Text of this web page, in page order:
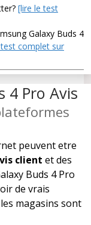
[lire le test
Galaxy Buds 4
complet sur
4 Pro Avis
peuvent etre
client et des
Buds 4 Pro
de vrais
magasins sont